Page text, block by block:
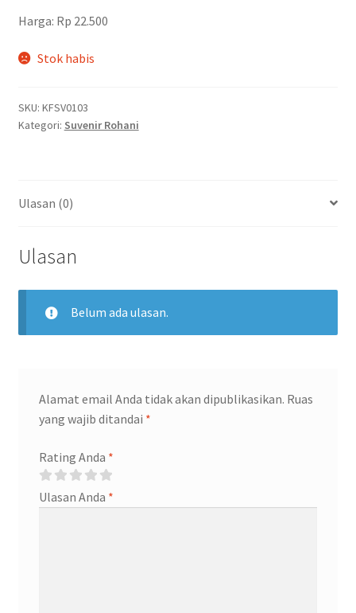
Harga: Rp 22.500
Stok habis
SKU: KFSV0103
Kategori: Suvenir Rohani
Ulasan (0)
Ulasan
Belum ada ulasan.
Alamat email Anda tidak akan dipublikasikan. Ruas
yang wajib ditandai *
Rating Anda *
Ulasan Anda *